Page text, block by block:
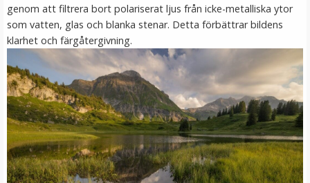
Haida Magnetisk Step Up Ring 58-82mm - Gör
filtergängan större
★★★★★
199 kr
LÄGG I VARUKORG
genom att filtrera bort polariserat ljus från icke-metalliska ytor
som vatten, glas och blanka stenar. Detta förbättrar bildens
klarhet och färgåtergivning.